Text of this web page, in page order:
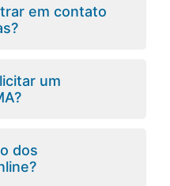
em contato
um
dos